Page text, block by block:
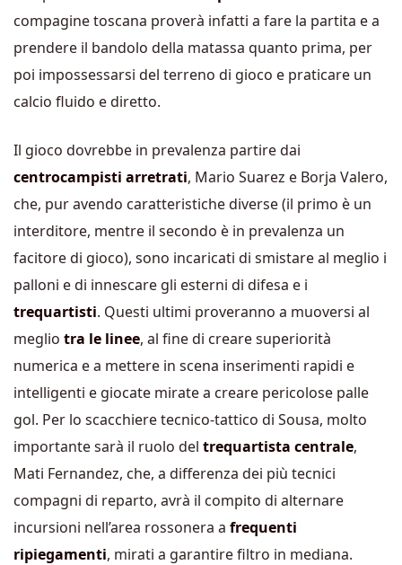
compagine toscana proverà infatti a fare la partita e a
prendere il bandolo della matassa quanto prima, per
poi impossessarsi del terreno di gioco e praticare un
calcio fluido e diretto.
Il gioco dovrebbe in prevalenza partire dai
centrocampisti arretrati, Mario Suarez e Borja Valero,
che, pur avendo caratteristiche diverse (il primo è un
interditore, mentre il secondo è in prevalenza un
facitore di gioco), sono incaricati di smistare al meglio i
palloni e di innescare gli esterni di difesa e i
trequartisti. Questi ultimi proveranno a muoversi al
meglio tra le linee, al fine di creare superiorità
numerica e a mettere in scena inserimenti rapidi e
intelligenti e giocate mirate a creare pericolose palle
gol. Per lo scacchiere tecnico-tattico di Sousa, molto
importante sarà il ruolo del trequartista centrale,
Mati Fernandez, che, a differenza dei più tecnici
compagni di reparto, avrà il compito di alternare
incursioni nell’area rossonera a frequenti
ripiegamenti, mirati a garantire filtro in mediana.